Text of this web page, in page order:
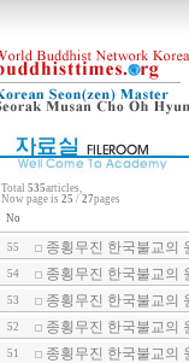
Total 535articles,
Now page is 25 / 27pages
No
55 종횡무진 한국불교의
54 종횡무진 한국불교의
53 종횡무진 한국불교의
52 종횡무진 한국불교의
51 종횡무진 한국불교의